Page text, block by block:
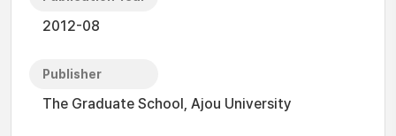
2012-08
Publisher
The Graduate School, Ajou University